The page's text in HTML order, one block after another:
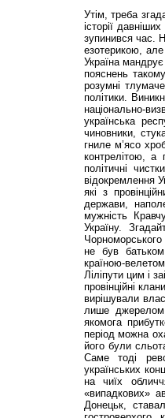
Утім, треба
історії
зупинився час.
езотерикою,
Україна
пояснень
розумні
політики.
національно-
українська
чиновники,
гниле м’ясо
контрелітою, а
політичні
відокремлення
які з
держави,
мужність
Україну.
не був батьком
країною-
Ліліпути цим і
провінційні
вирішували
лише
якомога
період можна
його були
Саме тоді
українських
на чиїх
«випадкових»
Донецьк,